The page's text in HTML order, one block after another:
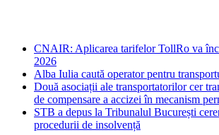
CNAIR: Aplicarea tarifelor TollRo va
2026
Alba Iulia caută operator pentru
Două asociații ale transportatorilor cer
de compensare a accizei în mecanism
STB a depus la Tribunalul București
procedurii de insolvență